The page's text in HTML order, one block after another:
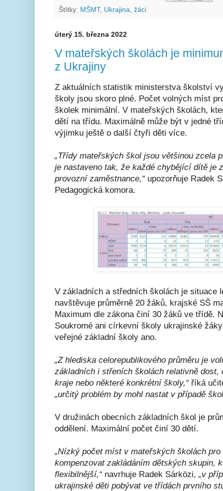
Štítky: MŠMT, Ukrajina, žáci
úterý 15. března 2022
V mateřských školách je
z Ukrajiny
Z aktuálních statistik ministerstva školství
školy jsou skoro plné. Počet volných míst
školek minimální. V mateřských školách,
dětí na třídu. Maximálně může být v jedné
výjimku ještě o další čtyři děti více.
„Třídy mateřských škol jsou většinou zcela
je nastaveno tak, že každé chybějící dítě je
provozní zaměstnance,“ upozorňuje Radek
Pedagogická komora.
V základních a středních školách je situace
navštěvuje průměrně 20 žáků, krajské SŠ
Maximum dle zákona činí 30 žáků ve třídě.
Soukromé ani církevní školy ukrajinské
veřejné základní školy ano.
„Z hlediska celorepublikového průměru je
základních i střeních školách relativně dost,
kraje nebo některé konkrétní školy,“ říká
„určitý problém by mohl nastat v případě
V družinách obecních základních škol je
oddělení. Maximální počet činí 30 dětí.
„Nízký počet míst v mateřských školách
kompenzovat zakládáním dětských skupin,
flexibilnější,“ navrhuje Radek Sárközi, „v
ukrajinské děti pobývat ve třídách prvního